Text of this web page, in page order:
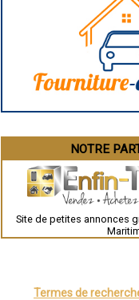
Chartres
Toulouse
Châteauroux
Grenoble
Mont-de-Marsan
Saint-Étienne
NOTRE
Site de petites annonces
Termes de